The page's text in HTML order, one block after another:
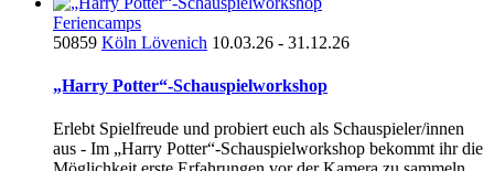
Feriencamps
50859 Köln Lövenich 10.03.26 - 31.12.26
„Harry Potter“-Schauspielworkshop
Erlebt Spielfreude und probiert euch als Schauspieler/innen
aus - Im „Harry Potter“-Schauspielworkshop bekommt ihr die